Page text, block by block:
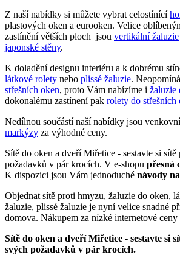
Z naší nabídky si můžete vybrat celostínící
plastových oken a eurooken. Velice
zastínění větších ploch jsou vertikální žaluzie
japonské stěny.
K doladění designu interiéru a k dobrému
látkové rolety nebo plissé žaluzie.
střešních oken, proto Vám nabízíme i žaluzie
dokonalému zastínení pak rolety do střešních
Nedílnou součástí naší nabídky jsou
markýzy za výhodné ceny.
Sítě do oken a dveří Miřetice - sestavte si
požadavků v pár krocích. V e-shopu přesná
K dispozici jsou Vám jednoduché návody
Objednat sítě proti hmyzu, žaluzie do oken,
žaluzie, plissé žaluzie je nyní velice snadné
domova. Nákupem za nízké internetové ceny
Sítě do oken a dveří Miřetice - sestavte si
svých požadavků v pár krocích.